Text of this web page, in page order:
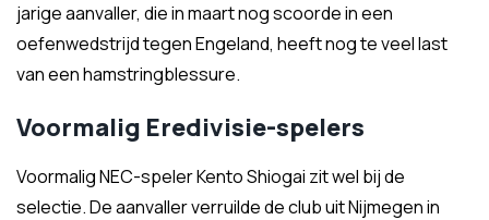
jarige aanvaller, die in maart nog scoorde in een
oefenwedstrijd tegen Engeland, heeft nog te veel last
van een hamstringblessure.
Voormalig Eredivisie-spelers
Voormalig NEC-speler Kento Shiogai zit wel bij de
selectie. De aanvaller verruilde de club uit Nijmegen in